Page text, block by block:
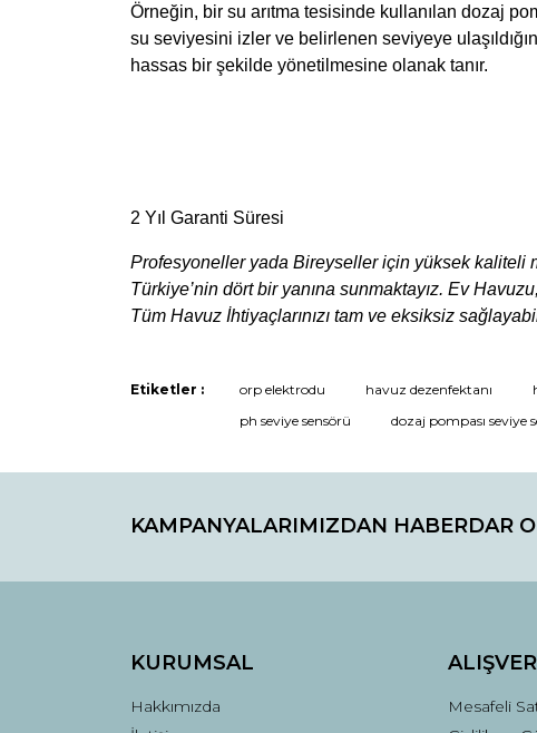
Örneğin, bir su arıtma tesisinde kullanılan dozaj
su seviyesini izler ve belirlenen seviyeye
hassas bir şekilde yönetilmesine olanak tanır.
2 Yıl Garanti Süresi
Profesyoneller yada Bireyseller için yüksek kaliteli
Türkiye’nin dört bir yanına sunmaktayız. Ev
Tüm Havuz İhtiyaçlarınızı tam ve eksiksiz
Etiketler : orp elektrodu havuz dezenfektanı
ph seviye sensörü
dozaj pompası seviye
KAMPANYALARIMIZDAN HABERDAR
KURUMSAL
Hakkımızda
Mesafeli